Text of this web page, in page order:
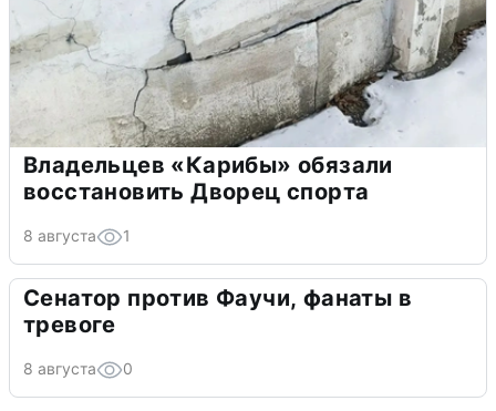
Владельцев «Карибы» обязали
восстановить Дворец спорта
8 августа 1
Сенатор против Фаучи, фанаты в
тревоге
8 августа 0